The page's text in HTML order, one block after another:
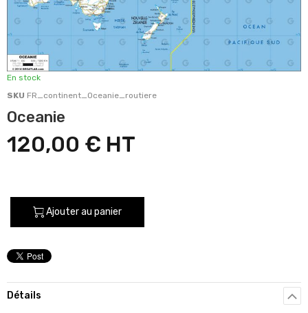
En stock
SKU FR_continent_Oceanie_routiere
Oceanie
120,00 €
Ajouter au panier
Détails